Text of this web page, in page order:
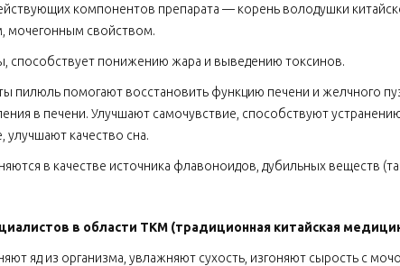
компонентов препарата — корень володушки
мочегонным свойством.
способствует понижению жара и выведению токсинов.
пилюль помогают восстановить функцию печени и желчного
в печени. Улучшают самочувствие, способствуют
качество сна.
в качестве источника флавоноидов, дубильных веществ
в области ТКМ (традиционная китайская
яд из организма, увлажняют сухость, изгоняют сырость с